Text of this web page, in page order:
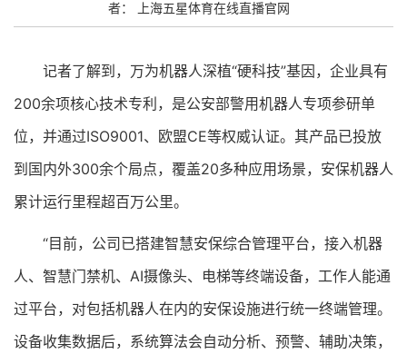
者：
上海五星体育在线直播官网
记者了解到，万为机器人深植“硬科技”基因，企业具有
200余项核心技术专利，是公安部警用机器人专项参研单
位，并通过ISO9001、欧盟CE等权威认证。其产品已投放
到国内外300余个局点，覆盖20多种应用场景，安保机器人
累计运行里程超百万公里。
“目前，公司已搭建智慧安保综合管理平台，接入机器
人、智慧门禁机、AI摄像头、电梯等终端设备，工作人能通
过平台，对包括机器人在内的安保设施进行统一终端管理。
设备收集数据后，系统算法会自动分析、预警、辅助决策，